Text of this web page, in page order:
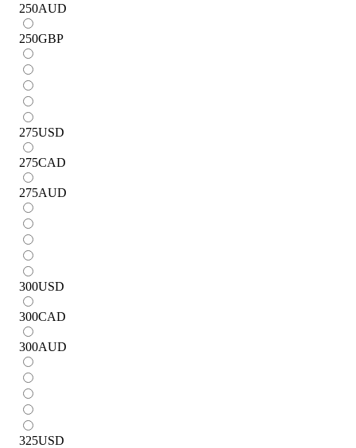
250AUD
250GBP
275USD
275CAD
275AUD
300USD
300CAD
300AUD
325USD